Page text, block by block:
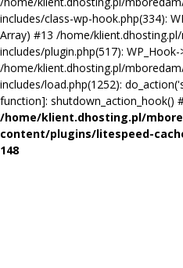
includes/class-wp-hook.php(334):
Array) #13 /home/
includes/plugin.php(517):
/home/klient.dhosting.pl/
includes/load.php(1252):
function]: shutdown_action_hook()
/home/klient.dhosting.pl/
content/plugins/litespeed-
148